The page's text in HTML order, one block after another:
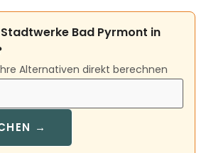
Bad Pyrmont in
Alternativen direkt berechnen
→